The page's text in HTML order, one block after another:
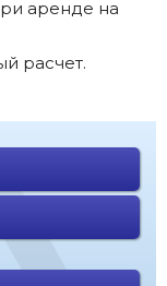
аренде на
расчет.